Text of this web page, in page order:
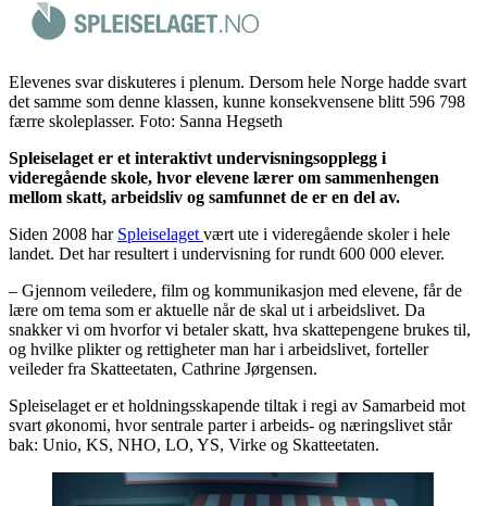
Elevenes svar diskuteres i plenum. Dersom hele Norge hadde svart
det samme som denne klassen, kunne konsekvensene blitt 596 798
færre skoleplasser. Foto: Sanna Hegseth
Spleiselaget er et interaktivt undervisningsopplegg i
videregående skole, hvor elevene lærer om sammenhengen
mellom skatt, arbeidsliv og samfunnet de er en del av.
Siden 2008 har Spleiselaget vært ute i videregående skoler i hele
landet. Det har resultert i undervisning for rundt 600 000 elever.
– Gjennom veiledere, film og kommunikasjon med elevene, får de
lære om tema som er aktuelle når de skal ut i arbeidslivet. Da
snakker vi om hvorfor vi betaler skatt, hva skattepengene brukes til,
og hvilke plikter og rettigheter man har i arbeidslivet, forteller
veileder fra Skatteetaten, Cathrine Jørgensen.
Spleiselaget er et holdningsskapende tiltak i regi av Samarbeid mot
svart økonomi, hvor sentrale parter i arbeids- og næringslivet står
bak: Unio, KS, NHO, LO, YS, Virke og Skatteetaten.